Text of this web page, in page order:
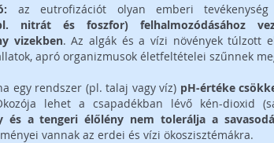
az eutrofizációt olyan emberi
nitrát és foszfor) felhalmozódásához
vizekben. Az algák és a vízi növények túlzott
apró organizmusok életfeltételei szűnnek
egy rendszer (pl. talaj vagy víz) pH-értéke
lehet a csapadékban lévő kén-dioxid
és a tengeri élőlény nem tolerálja a
vannak az erdei és vízi ökoszisztémákra.